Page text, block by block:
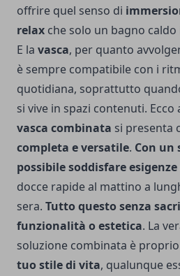
offrire quel senso di
relax che solo un bagno
E la vasca, per quanto
è sempre compatibile con i
quotidiana, soprattutto
si vive in spazi contenuti. Ecco
vasca combinata si presenta
completa e versatile. Con un
possibile soddisfare
docce rapide al mattino a
sera. Tutto questo senza
funzionalità o estetica. La
soluzione combinata è
tuo stile di vita, qualunque